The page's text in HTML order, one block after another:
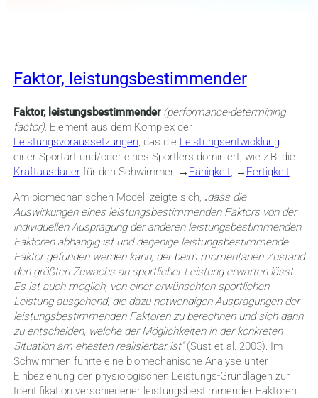
Faktor, leistungsbestimmender
Faktor, leistungsbestimmender (performance-determining
factor), Element aus dem Komplex der
Leistungsvoraussetzungen, das die Leistungsentwicklung
einer Sportart und/oder eines Sportlers dominiert, wie z.B. die
Kraftausdauerfür den Schwimmer. → Fähigkeit, → Fertigkeit
Am biomechanischen Modell zeigte sich, „dass die
Auswirkungen eines leistungsbestimmenden Faktors von der
individuellen Ausprägung der anderen leistungsbestimmenden
Faktoren abhängig ist und derjenige leistungsbestimmende
Faktor gefunden werden kann, der beim momentanen Zustand
den größten Zuwachs an sportlicher Leistung erwarten lässt.
Es ist auch möglich, von einer erwünschten sportlichen
Leistung ausgehend, die dazu notwendigen Ausprägungen der
leistungsbestimmenden Faktoren zu berechnen und sich dann
zu entscheiden, welche der Möglichkeiten in der konkreten
Situation am ehesten realisierbar ist“(Sust et al. 2003). Im
Schwimmen führte eine biomechanische Analyse unter
Einbeziehung der physiologischen Leistungs-Grundlagen zur
Identifikation verschiedener leistungsbestimmender Faktoren: